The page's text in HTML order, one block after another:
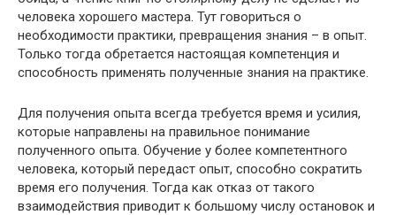
человека хорошего мастера. Тут говориться о
необходимости практики, превращения знания – в опыт.
Только тогда обретается настоящая компетенция и
способность применять полученные знания на практике.
Для получения опыта всегда требуется время и усилия,
которые направлены на правильное понимание
полученного опыта. Обучение у более компетентного
человека, который передаст опыт, способно сократить
время его получения. Тогда как отказ от такого
взаимодействия приводит к большому числу остановок и